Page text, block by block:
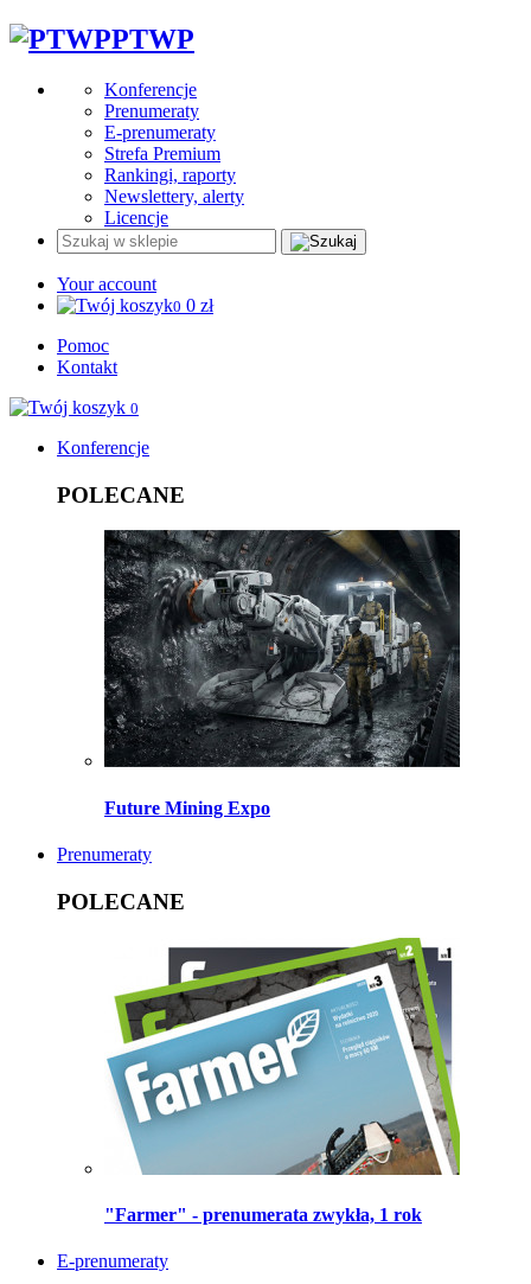
PTWP
Konferencje
Prenumeraty
E-prenumeraty
Strefa Premium
Rankingi, raporty
Newslettery, alerty
Licencje
Your account
0 0 zł
Pomoc
Kontakt
0
Konferencje
POLECANE
Future Mining Expo
Prenumeraty
POLECANE
"Farmer" - prenumerata zwykła, 1 rok
E-prenumeraty